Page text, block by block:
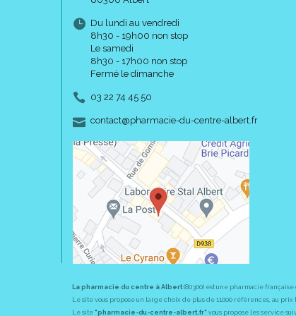
Du lundi au vendredi
8h30 - 19h00 non stop
Le samedi
8h30 - 17h00 non stop
Fermé le dimanche
03 22 74 45 50
contact-
@-
pharmacie-du-centre-albert.fr
La pharmacie du centre à Albert(80300) est une pharmacie française
Le site vous propose un large choix de plus de 11000 références, au
Le site "pharmacie-du-centre-albert.fr" vous propose les service